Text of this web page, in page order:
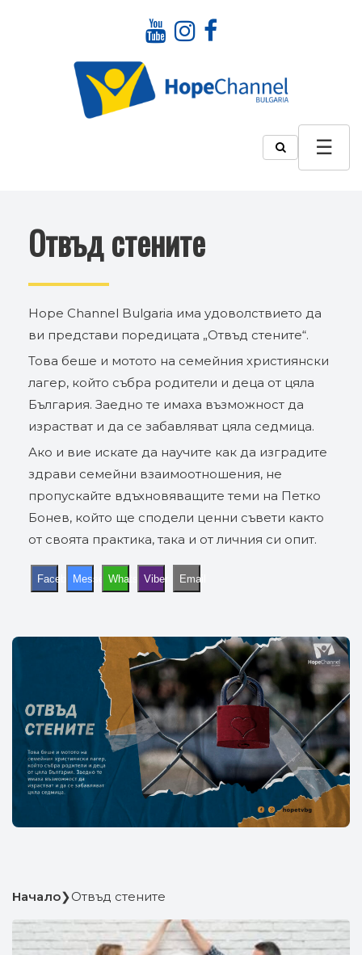
Отвъд стените
Hope Channel Bulgaria има удоволствието да
ви представи поредицата „Отвъд стените“.
Това беше и мотото на семейния християнски
лагер, който събра родители и деца от цяла
България. Заедно те имаха възможност да
израстват и да се забавляват цяла седмица.
Ако и вие искате да научите как да изградите
здрави семейни взаимоотношения, не
пропускайте вдъхновяващите теми на Петко
Бонев, който ще сподели ценни съвети както
от своята практика, така и от личния си опит.
FacebookMessengerWhatsApp
Viber Email
Начало❯Отвъд стените